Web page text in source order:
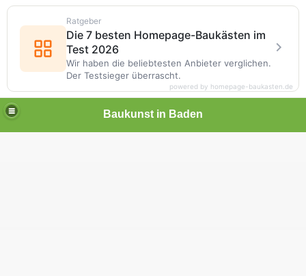
Baukunst in Baden
Ratgeber
Die 7 besten Homepage-Baukästen im
Test 2026
Wir haben die beliebtesten Anbieter verglichen.
Der Testsieger überrascht.
powered by homepage-baukasten.de